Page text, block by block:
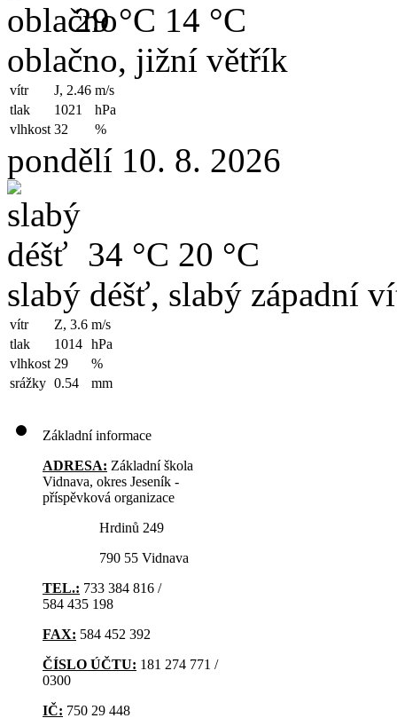
29 °C 14 °C
oblačno, jižní větřík
vítr J, 2.46 m/s
tlak
1021
hPa
vlhkost 32 %
pondělí 10. 8. 2026
34 °C 20 °C
slabý déšť, slabý západní
vítr Z, 3.6 m/s
tlak
1014 hPa
vlhkost 29
%
srážky 0.54 mm
Základní informace
ADRESA: Základní škola
Vidnava, okres Jeseník -
příspěvková organizace
Hrdinů 249
790 55 Vidnava
TEL.: 733 384 816 /
584 435 198
FAX: 584 452 392
ČÍSLO ÚČTU: 181 274 771 /
0300
IČ: 750 29 448